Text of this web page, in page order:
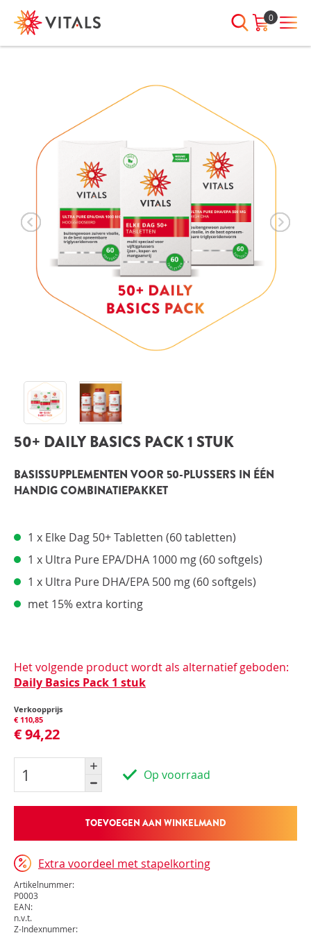
0
We staan elke dag voor je klaar!
ndien we je ergens mee kunnen
helpen, neem dan contact met
ons op:
075-6476050
E-mailadres
Wachtwoord
Wachtwoord
vergeten?
Toon
wachtwoord
Blijf ingelogd
INLOGGEN
50+ DAILY BASICS PACK 1 STUK
BASISSUPPLEMENTEN VOOR 50-PLUSSERS IN ÉÉN
HANDIG COMBINATIEPAKKET
1 x Elke Dag 50+ Tabletten (60 tabletten)
1 x Ultra Pure EPA/DHA 1000 mg (60 softgels)
1 x Ultra Pure DHA/EPA 500 mg (60 softgels)
met 15% extra korting
Het volgende product wordt als alternatief geboden:
Daily Basics Pack 1 stuk
Verkoopprijs
€ 110,85
€ 94,22
Op voorraad
TOEVOEGEN AAN WINKELMAND
Extra voordeel met stapelkorting
Artikelnummer:
P0003
EAN:
n.v.t.
Z-Indexnummer: